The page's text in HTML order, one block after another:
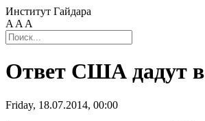
Институт Гайдара
A A A
Ответ США дадут
Friday, 18.07.2014, 00:00